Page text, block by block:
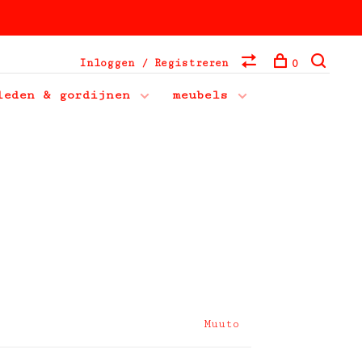
& gordijnen
meubels
Inloggen / Registreren 0
Muuto